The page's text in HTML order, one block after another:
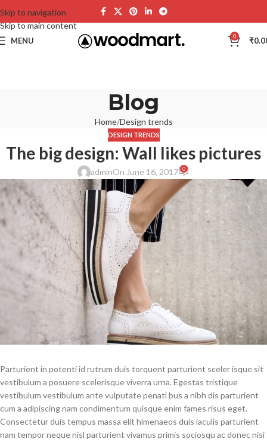
Skip to navigation
Skip to main content
MENU 0 ₹
Blog
Home Design trends
DESIGN TRENDS
The big design: Wall likes pictures
adminOn June 16, 2017 0
Parturient in potenti id rutrum duis torquent parturient sceler isque sit
vestibulum a posuere scelerisque viverra urna. Egestas tristique
vestibulum vestibulum ante vulputate penati bus a nibh dis parturient
cum a adipiscing nam condimentum quisque enim fames risus eget.
Consectetur duis tempus massa elit himenaeos duis iaculis parturient
nam tempor neque nisl parturient vivamus primis sociosqu ac donec nisi